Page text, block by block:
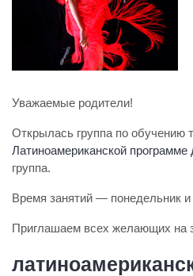
Уважаемые родители!
Открылась группа по обучению
Латиноамериканской
группа.
Время занятий — понедельник и
Приглашаем всех желающих на